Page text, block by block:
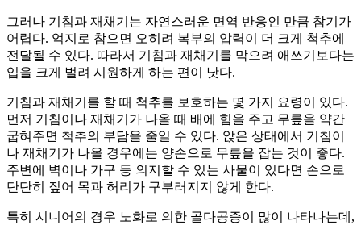
그러나 기침과 재채기는 자연스러운 면역 반응인 만큼 참기가
어렵다. 억지로 참으면 오히려 복부의 압력이 더 크게 척추에
전달될 수 있다. 따라서 기침과 재채기를 막으려 애쓰기보다는
입을 크게 벌려 시원하게 하는 편이 낫다.
기침과 재채기를 할 때 척추를 보호하는 몇 가지 요령이 있다.
먼저 기침이나 재채기가 나올 때 배에 힘을 주고 무릎을 약간
굽혀주면 척추의 부담을 줄일 수 있다. 앉은 상태에서 기침이
나 재채기가 나올 경우에는 양손으로 무릎을 잡는 것이 좋다.
주변에 벽이나 가구 등 의지할 수 있는 사물이 있다면 손으로
단단히 짚어 목과 허리가 구부러지지 않게 한다.
특히 시니어의 경우 노화로 의한 골다공증이 많이 나타나는데,